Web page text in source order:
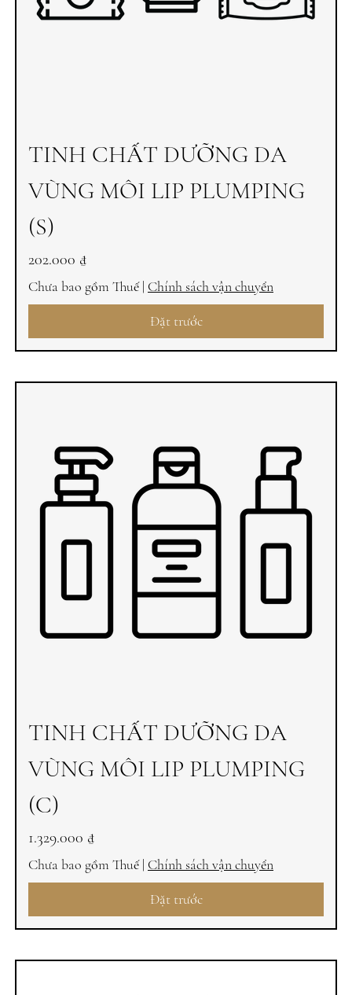
TINH CHẤT DƯỠNG DA
VÙNG MÔI LIP PLUMPING
(S)
Giá
202.000 ₫
Chưa bao gồm Thuế| Chính sách vận chuyển
Đặt trước
TINH CHẤT DƯỠNG DA
VÙNG MÔI LIP PLUMPING
(C)
Giá
1.329.000 ₫
Chưa bao gồm Thuế| Chính sách vận chuyển
Đặt trước